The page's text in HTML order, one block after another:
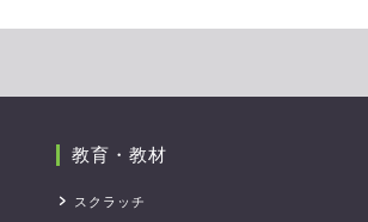
教育・教材
スクラッチ